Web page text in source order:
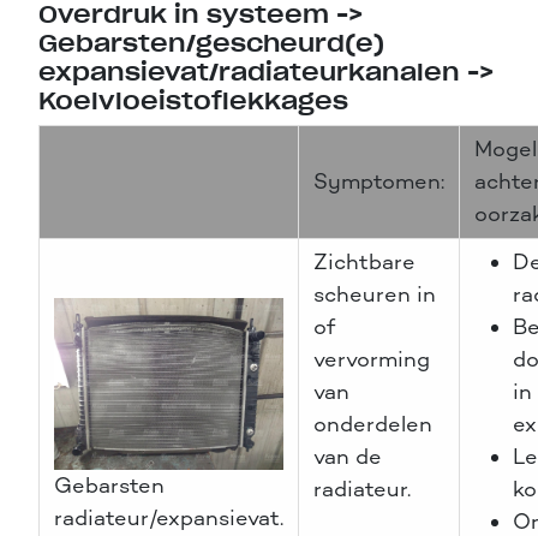
Overdruk in systeem ->
Gebarsten/gescheurd(e)
expansievat/radiateurkanalen ->
Koelvloeistoflekkages
Symptomen:
Gebarsten
radiateur/expansievat.
Zichtbare
scheuren in
of
vervorming
van
onderdelen
van de
radiateur.
in